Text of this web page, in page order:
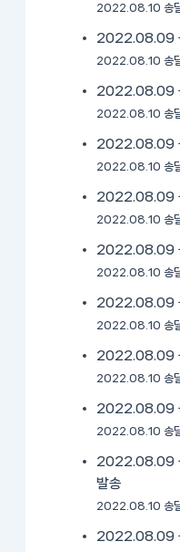
2022.08.10 송
2022.08.09
2022.08.10 송
2022.08.09
2022.08.10 송
2022.08.09
2022.08.10 송
2022.08.09
2022.08.10 송
2022.08.09
2022.08.10 송
2022.08.09
2022.08.10 송
2022.08.09
2022.08.10 송
2022.08.09
2022.08.10 송
2022.08.09
발송
2022.08.10 송
2022.08.09